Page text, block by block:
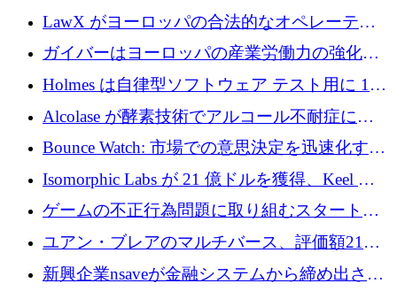
するシリーズ B で 4,000 万ドルを調達
ドのエネルギー無駄を削減するために470万ポ
ンドを調達
LawX がヨーロッパの合法的なオペレーティ
ング システムを構築するために 750 万ユーロ
を調達
ガイバーはヨーロッパの産業労働力の強化に
貢献するために 140 万ユーロを獲得
Holmes は自律型ソフトウェア テスト用に 110
万ユーロのプレシードを提供して開始
Alcolase が酵素技術でアルコール不耐症に取
り組むために 150 万ユーロを調達
Bounce Watch: 市場での意思決定を迅速化する
ためのインテリジェンス層を構築する
Isomorphic Labs が 21 億ドルを獲得、Keel の
ネオバンク後の軸、ポーランドのソフトウェ
ア進化
ゲームの不正行為問題に取り組むスタートア
ップを紹介する
ユアン・ブレアのマルチバース、評価額21億
ドルで7,000万ドルを調達
新興企業nsaveが金融システムから締め出され